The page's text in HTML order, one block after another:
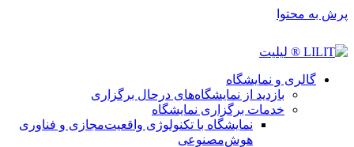
پرش به محتوا
گالری و نمایشگاه
بازدید از نمایشگاه‌های درحال برگزاری
خدمات برگزاری نمایشگاه
نمایشگاه با تکنولوژی واقعیت‌مجازی و فناوری
هوش‌مصنوعی